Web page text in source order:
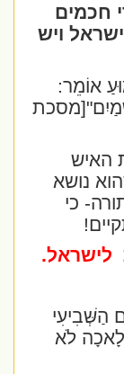
חכמים
ויש
אוֹמֵר:
[מסכת
נושא
כי
לֹא